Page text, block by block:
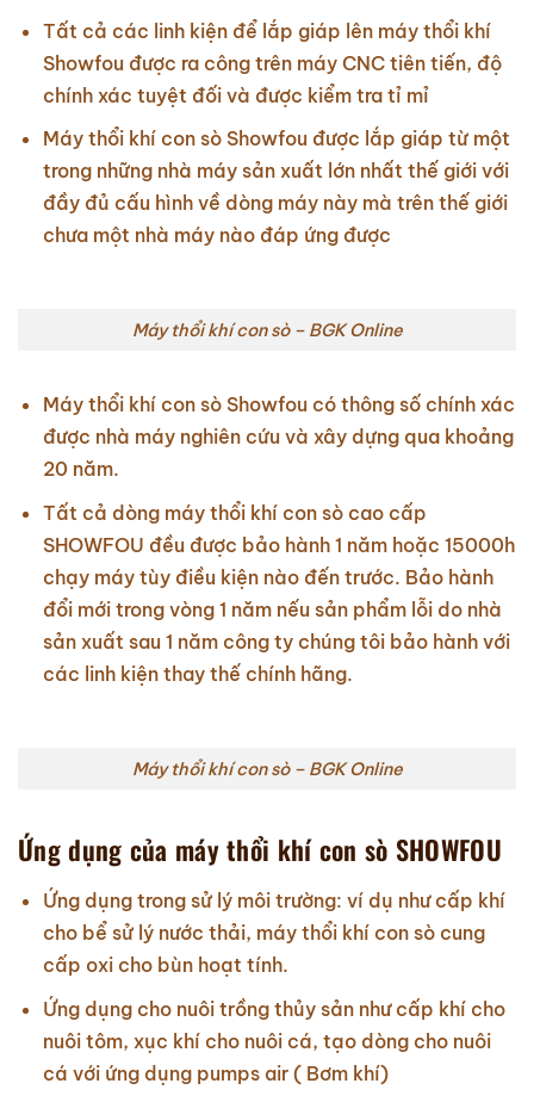
Tất cả các linh kiện để lắp giáp lên máy thổi khí
Showfou được ra công trên máy CNC tiên tiến, độ
chính xác tuyệt đối và được kiểm tra tỉ mỉ
Máy thổi khí con sò Showfou được lắp giáp từ một
trong những nhà máy sản xuất lớn nhất thế giới với
đầy đủ cấu hình về dòng máy này mà trên thế giới
chưa một nhà máy nào đáp ứng được
Máy thổi khí con sò – BGK Online
Máy thổi khí con sò Showfou có thông số chính xác
được nhà máy nghiên cứu và xây dựng qua khoảng
20 năm.
Tất cả dòng máy thổi khí con sò cao cấp
SHOWFOU đều được bảo hành 1 năm hoặc 15000h
chạy máy tùy điều kiện nào đến trước. Bảo hành
đổi mới trong vòng 1 năm nếu sản phẩm lỗi do nhà
sản xuất sau 1 năm công ty chúng tôi bảo hành với
các linh kiện thay thế chính hãng.
Máy thổi khí con sò – BGK Online
Ứng dụng của máy thổi khí con sò SHOWFOU
Ứng dụng trong sử lý môi trường: ví dụ như cấp khí
cho bể sử lý nước thải, máy thổi khí con sò cung
cấp oxi cho bùn hoạt tính.
Ứng dụng cho nuôi trồng thủy sản như cấp khí cho
nuôi tôm, xục khí cho nuôi cá, tạo dòng cho nuôi
cá với ứng dụng pumps air ( Bơm khí)